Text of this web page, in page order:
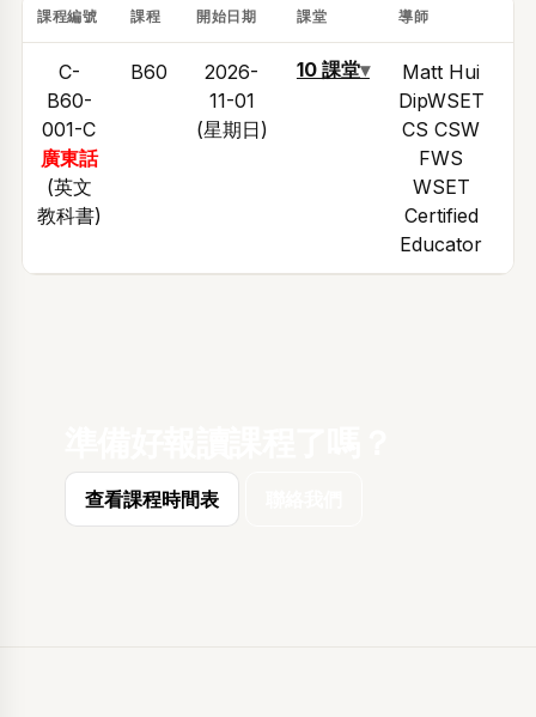
課程編號 課程 開始日期 課堂 導師
C-
B60-
001-C
廣東話
(英文
教科書)
B60
2026-
11-01
(星期日)
10 課堂▾
Matt Hui
DipWSET
CS CSW
FWS
WSET
Certified
Educator
查看課程時間表